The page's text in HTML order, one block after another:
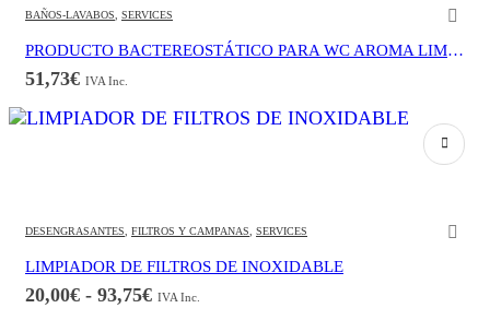
BAÑOS-LAVABOS SERVICES
PRODUCTO BACTEREOSTÁTICO PARA WC AROMA LIMÓN
51,73€ IVA Inc.
Este producto tiene múltiples variantes. Las opciones se pueden elegir en la página de producto
DESENGRASANTES FILTROS Y CAMPANAS SERVICES
LIMPIADOR DE FILTROS DE INOXIDABLE
20,00€ - 93,75€Rango
IVA Inc.